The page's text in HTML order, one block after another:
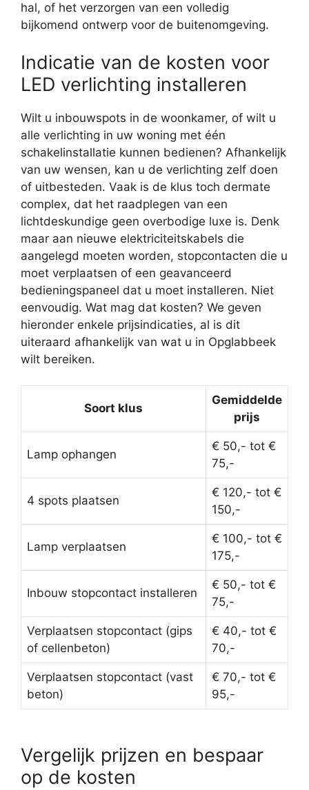
hal, of het verzorgen van een volledig
bijkomend ontwerp voor de buitenomgeving.
Indicatie van de kosten voor
LED verlichting installeren
Wilt u inbouwspots in de woonkamer, of wilt u
alle verlichting in uw woning met één
schakelinstallatie kunnen bedienen? Afhankelijk
van uw wensen, kan u de verlichting zelf doen
of uitbesteden. Vaak is de klus toch dermate
complex, dat het raadplegen van een
lichtdeskundige geen overbodige luxe is. Denk
maar aan nieuwe elektriciteitskabels die
aangelegd moeten worden, stopcontacten die u
moet verplaatsen of een geavanceerd
bedieningspaneel dat u moet installeren. Niet
eenvoudig. Wat mag dat kosten? We geven
hieronder enkele prijsindicaties, al is dit
uiteraard afhankelijk van wat u in Opglabbeek
wilt bereiken.
Soort klus
Gemiddelde
prijs
Lamp ophangen
€ 50,- tot €
75,-
4 spots plaatsen
€ 120,- tot €
150,-
Lamp verplaatsen
€ 100,- tot €
175,-
Inbouw stopcontact installeren
€ 50,- tot €
75,-
Verplaatsen stopcontact (gips
of cellenbeton)
€ 40,- tot €
70,-
Verplaatsen stopcontact (vast
beton)
€ 70,- tot €
95,-
Vergelijk prijzen en bespaar
op de kosten